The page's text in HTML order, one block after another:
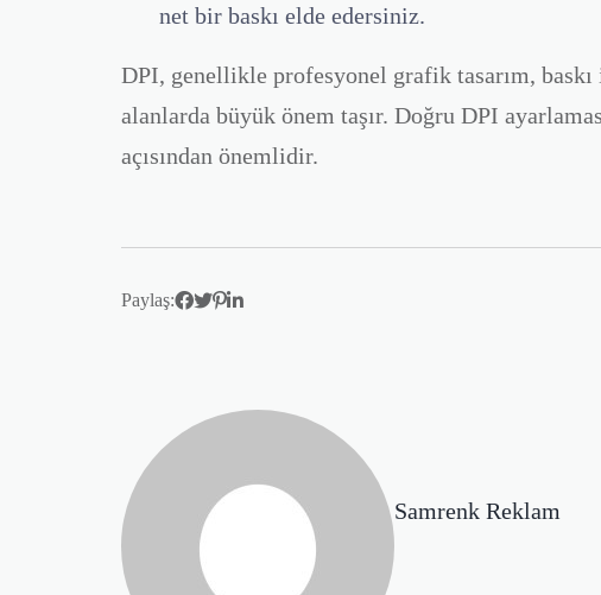
net bir baskı elde edersiniz.
DPI, genellikle profesyonel grafik tasarım,
alanlarda büyük önem taşır. Doğru DPI
açısından önemlidir.
Paylaş:
Samrenk Reklam